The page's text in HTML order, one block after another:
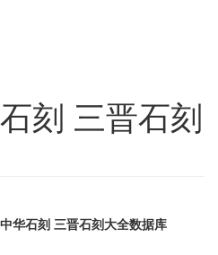
刻 三晋石刻
华石刻 三晋石刻大全数据库